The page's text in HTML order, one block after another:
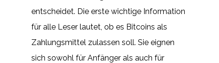
entscheidet. Die erste wichtige Information
für alle Leser lautet, ob es Bitcoins als
Zahlungsmittel zulassen soll. Sie eignen
sich sowohl für Anfänger als auch für